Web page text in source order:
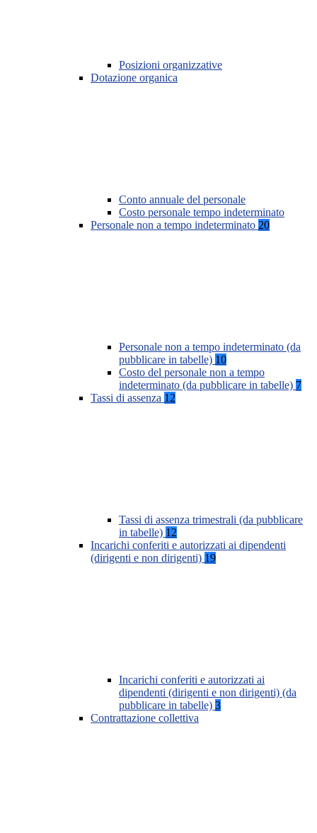
Posizioni organizzative
Dotazione organica
Conto annuale del personale
Costo personale tempo indeterminato
Personale non a tempo indeterminato 20
Personale non a tempo indeterminato (da
pubblicare in tabelle) 10
Costo del personale non a tempo
indeterminato (da pubblicare in tabelle) 7
Tassi di assenza 12
Tassi di assenza trimestrali (da pubblicare
in tabelle) 12
Incarichi conferiti e autorizzati ai dipendenti
(dirigenti e non dirigenti) 19
Incarichi conferiti e autorizzati ai
dipendenti (dirigenti e non dirigenti) (da
pubblicare in tabelle) 3
Contrattazione collettiva